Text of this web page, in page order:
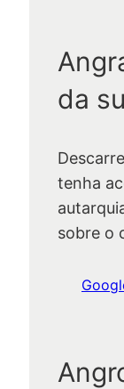
da
tenha
sobre o